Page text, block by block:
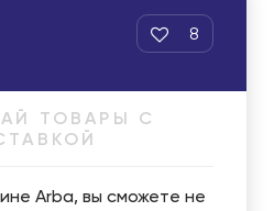
8
ТОВАРЫ С
Arba, вы сможете не